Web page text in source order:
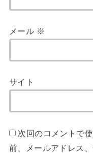
メール ※
サイト
次回のコメントで
前、メールアドレス